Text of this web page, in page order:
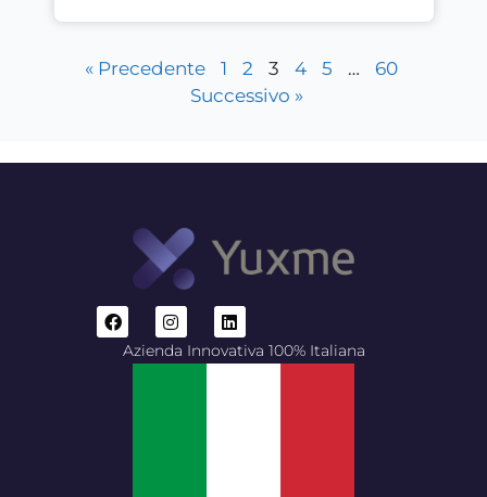
« Precedente 1 2 3 4 5 …
60
Successivo »
Azienda Innovativa 100% Italiana